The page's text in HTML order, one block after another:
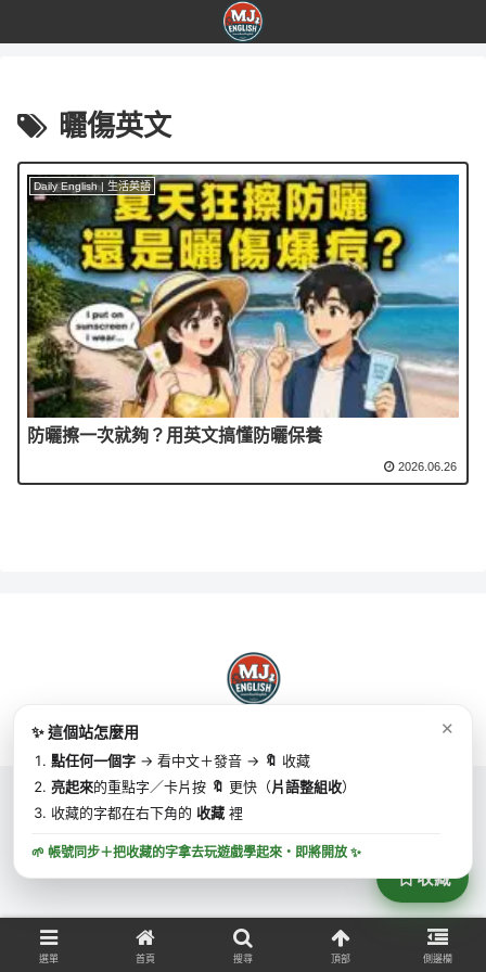
曬傷英文
Daily English | 生活英語
防曬擦一次就夠？用英文搞懂防曬保養
2026.06.26
Copyright © 2025 MJ英語 | MJ English All Rights Reserved.
選單 首頁 搜尋 頂部 側邊欄
收藏
✨ 這個站怎麼用
點任何一個字 → 看中文＋發音 → 🔖 收藏
亮起來的重點字／卡片按 🔖 更快（片語整組收）
收藏的字都在右下角的 收藏 裡
🌱 帳號同步＋把收藏的字拿去玩遊戲學起來・ 即將開放 ✨
✕